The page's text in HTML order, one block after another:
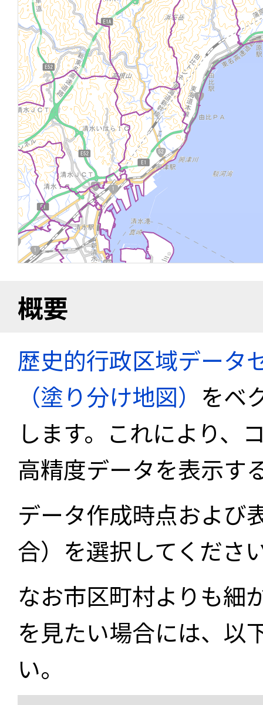
概要
歴史的行政区域データ
（塗り分け地図） をベ
します。これにより、
高精度データを表示す
データ作成時点および
合）を選択してくださ
なお市区町村よりも細
を見たい場合には、以
い。